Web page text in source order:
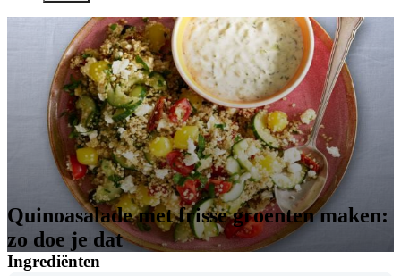
Quinoasalade met frisse groenten maken:
zo doe je dat
Ingrediënten